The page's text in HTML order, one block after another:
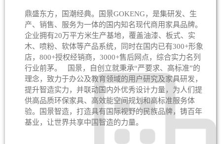
鼎盛东方，国潮经典。国景GOKENG，是集研发、生
产、销售、服务为一体的国内知名现代商用家具品牌。
企业拥有20万平方米生产基地，覆盖油漆、板式、实
木、喷粉、软体等产品系统，同时在国内已有300+形象
店，800+授权经销商，3000+售后网点，综合实力名列
行业前茅。 国景，自创立就秉承“严要求、高标准”的
理念，致力于办公及教育领域的用户研究及家具研发，
提升智造实力，并联动国内外优秀设计力量，为人们提
供高品质环保家具、高效能空间规划和高标准服务体
验。国景智造，打造具有国际视野的民族品牌，铸百年
基业，让世界共享中国智造的力量。